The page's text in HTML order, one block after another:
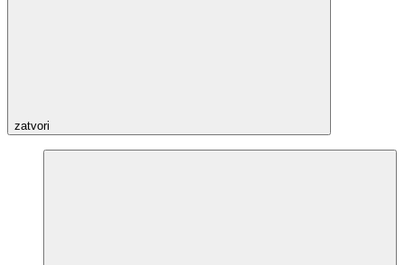
zatvori